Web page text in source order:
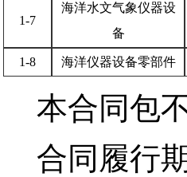
1-7
海洋水文气象仪器设
备
1-8 海洋仪器设备零部件
本合同包
合同履行